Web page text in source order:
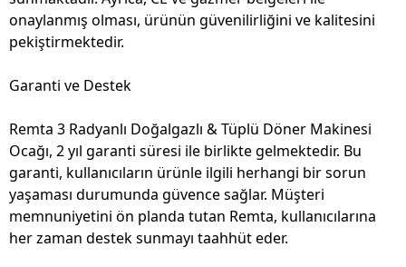
onaylanmış olması, ürünün güvenilirliğini ve kalitesini
pekiştirmektedir.
Garanti ve Destek
Remta 3 Radyanlı Doğalgazlı & Tüplü Döner Makinesi
Ocağı, 2 yıl garanti süresi ile birlikte gelmektedir. Bu
garanti, kullanıcıların ürünle ilgili herhangi bir sorun
yaşaması durumunda güvence sağlar. Müşteri
memnuniyetini ön planda tutan Remta, kullanıcılarına
her zaman destek sunmayı taahhüt eder.